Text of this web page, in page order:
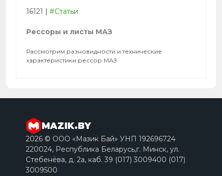
16121 | #Статьи
Рессоры и листы МАЗ
Рассмотрим разновидности и технические
характеристики рессор МАЗ
MAZIK.BY
2026 © ООО «Мазик Бай» УНП 192696724
220024, Республика Беларусь,г. Минск, ул.
Стебенёва, д. 2a, каб. 39 (017) 3009400 (017)
3009500